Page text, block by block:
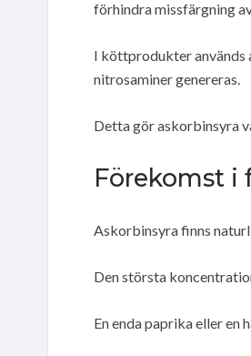
förhindra missfärgning
I köttprodukter
nitrosaminer genereras.
Detta gör askorbinsyra
Förekomst i
Askorbinsyra finns
Den största
En enda paprika eller en